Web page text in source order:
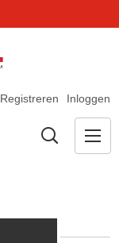
Registreren Inloggen